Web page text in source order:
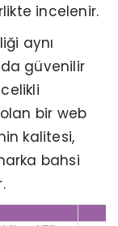
incelenir.
aynı
güvenilir
bir web
kalitesi,
bahsi